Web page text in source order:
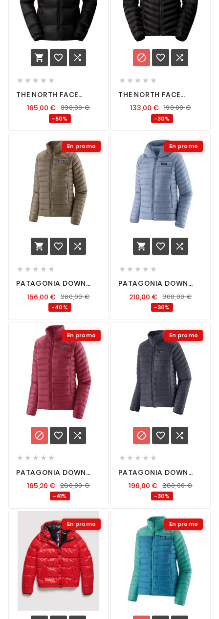
  
    
THE NORTH FACE
JACKET FEMME BLACK
165,00 € 330,00€
-50%
  
    
THE NORTH FACE
JACKET FEMME BLACK
133,00 € 190,00€
-30%
En promo
  
    
PATAGONIA DOWN
GREY
156,00 € 260,00€
-40%
En promo
  
    
PATAGONIA DOWN
FEMME BARNACLE BLUE
210,00€ 300,00€
-30%
En promo
  
    
PATAGONIA DOWN
MARION RED
165,20 € 280,00€
-41%
En promo
  
    
PATAGONIA DOWN
SMOLDER BLUE
196,00€ 280,00€
-30%
En promo En promo